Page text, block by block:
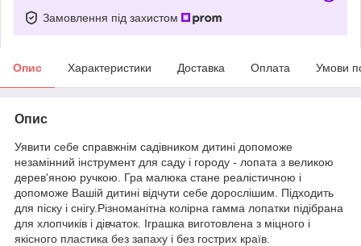
Замовлення під захистом
Опис Характеристики Доставка Оплата Умови
Опис
Уявити себе справжнім садівником дитині допоможе
незамінний інструмент для саду і городу - лопата з великою
дерев'яною ручкою. Гра малюка стане реалістичною і
допоможе Вашій дитині відчути себе дорослішим. Підходить
для піску і снігу.Різноманітна колірна гамма лопатки підібрана
для хлопчиків і дівчаток. Іграшка виготовлена з міцного і
якісного пластика без запаху і без гострих країв.